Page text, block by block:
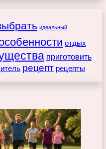
идеальный
отдых
приготовить
рецепт рецепты